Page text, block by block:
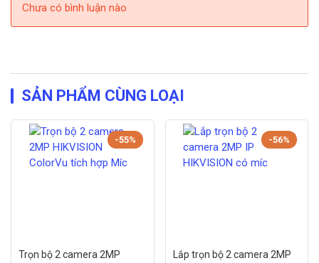
Chưa có bình luận nào
SẢN PHẨM CÙNG LOẠI
-55%
Trọn bộ 2 camera 2MP
-56%
Lắp trọn bộ 2 camera 2MP